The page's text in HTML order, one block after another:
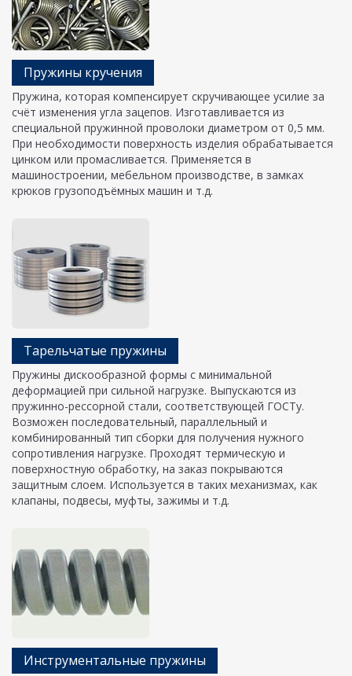
Пружины кручения
Пружина, которая компенсирует скручивающее усилие за
счёт изменения угла зацепов. Изготавливается из
специальной пружинной проволоки диаметром от 0,5 мм.
При необходимости поверхность изделия обрабатывается
цинком или промасливается. Применяется в
машиностроении, мебельном производстве, в замках
крюков грузоподъёмных машин и т.д.
Тарельчатые пружины
Пружины дискообразной формы с минимальной
деформацией при сильной нагрузке. Выпускаются из
пружинно-рессорной стали, соответствующей ГОСТу.
Возможен последовательный, параллельный и
комбинированный тип сборки для получения нужного
сопротивления нагрузке. Проходят термическую и
поверхностную обработку, на заказ покрываются
защитным слоем. Используется в таких механизмах, как
клапаны, подвесы, муфты, зажимы и т.д.
Инструментальные пружины